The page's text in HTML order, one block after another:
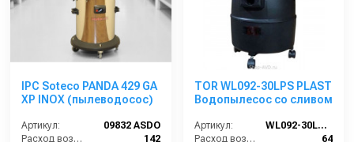
IPC Soteco PANDA 429 GA
XP INOX (пылеводосос)
Артикул:
09832 ASDO
Расход воздуха (л/сек):
142
TOR WL092-30LPS PLAST
Водопылесос со сливом
Артикул:
WL092-30LPS PLAST
Расход воздуха (л/сек):
64